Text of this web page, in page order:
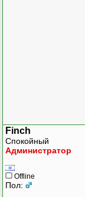
Finch
Спокойный
Администратор
Offline
Пол: